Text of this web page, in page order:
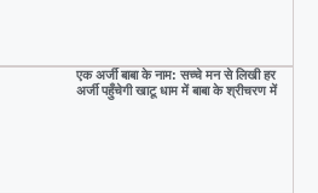
एक अर्जी बाबा के नाम: सच्चे मन से लिखी हर
अर्जी पहुँचेगी खाटू धाम में बाबा के श्रीचरण में